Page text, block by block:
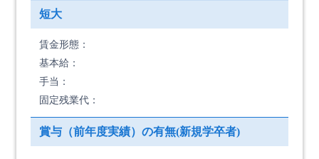
短大
賃金形態：
基本給：
手当：
固定残業代：
賞与（前年度実績）の有無(新規学卒者)